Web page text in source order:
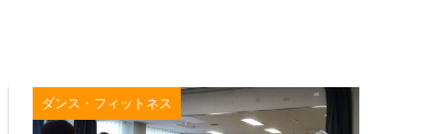
文化・教養・クラフト
ダンス・フィットネス